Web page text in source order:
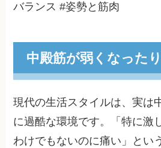
バランス #姿勢と筋肉
中殿筋が弱くなった
現代の生活スタイルは、実は
に過酷な環境です。「特に激
わけでもないのに痛い」とい